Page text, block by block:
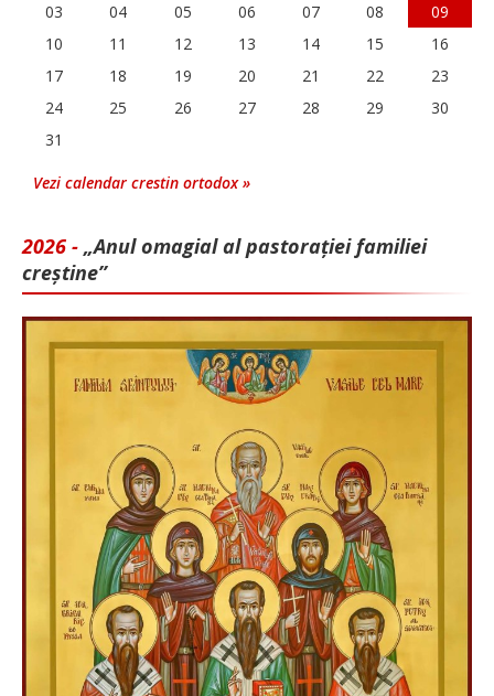
03 04 05 06 07 08
09
10
11 12 13 14 15
16
17
18 19 20 21 22
23
24
25 26 27 28 29
30
31
Vezi calendar crestin ortodox »
2026 - „Anul omagial al pastorației familiei
creștine”